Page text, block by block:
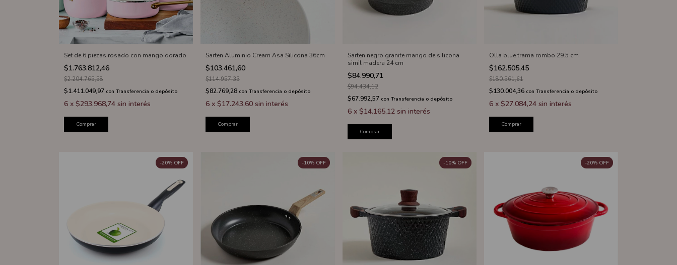
Set de 6 piezas rosado con mango dorado
$1.763.812,46
$2.204.765,58
$1.411.049,97 con Transferencia o depósito
6 x $293.968,74 sin interés
Comprar
Sarten Aluminio Cream Asa Silicona 36cm
$103.461,60
$114.957,33
$82.769,28 con Transferencia o depósito
6 x$17.243,60 sin interés
Comprar
Sarten negro granite mango de silicona
simil madera 24 cm
$84.990,71
$94.434,12
$67.992,57 con Transferencia o depósito
6 x $14.165,12 sin interés
Comprar
Olla blue trama rombo 29.5 cm
$162.505,45
$180.561,61
$130.004,36 con Transferencia o depósito
6 x $27.084,24 sin interés
Comprar
-20% OFF -10% OFF -10% OFF -20% OFF